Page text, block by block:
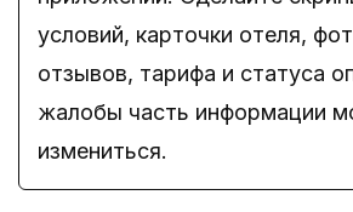
условий, карточки отеля,
отзывов, тарифа и статуса
жалобы часть информации
измениться.